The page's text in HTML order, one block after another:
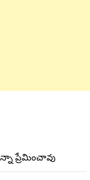
ప్రేమించావు